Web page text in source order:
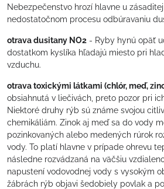
Nebezpečenstvo hrozí hlavne u
nedostatočnom procesu odbúravaniu
otrava dusitany NO2 - Ryby hynú opäť
dostatkom kyslíka hľadajú miesto pri
vzduchu.
otrava toxickými látkami (chlór, meď,
obsiahnutá v liečivách, preto pozor pri
Niektoré druhy rýb sú známe svojou
chemikáliám. Zinok aj meď sa do vody
pozinkovaných alebo medených rúrok
vody. To platí hlavne v prípade ohrevu
následne rozvádzaná na väčšiu
napustení vodovodnej vody s vysokým
žábrách rýb objavi šedobiely povlak a